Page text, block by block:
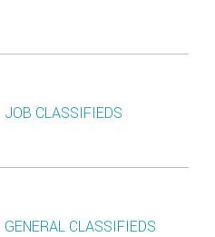
JOB CLASSIFIEDS
GENERAL CLASSIFIEDS